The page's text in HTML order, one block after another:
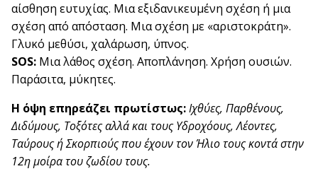
αίσθηση ευτυχίας. Μια εξιδανικευμένη σχέση ή μια
σχέση από απόσταση. Μια σχέση με «αριστοκράτη».
Γλυκό μεθύσι, χαλάρωση, ύπνος.
SOS: Μια λάθος σχέση. Αποπλάνηση. Χρήση ουσιών.
Παράσιτα, μύκητες.
Η όψη επηρεάζει πρωτίστως:Ιχθύες, Παρθένους,
Διδύμους, Τοξότες αλλά και τους Υδροχόους, Λέοντες,
Ταύρους ή Σκορπιούς που έχουν τον Ήλιο τους κοντά στην
12η μοίρα του ζωδίου τους.